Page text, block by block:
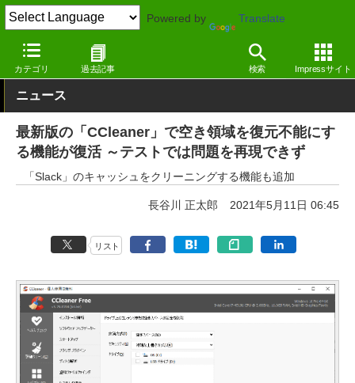
Powered by Translate
カテゴリ 過去記事 検索 Impressサイト
窓の杜 システム・ファイル Windows
ニュース
最新版の「CCleaner」で空き領域を復元不能にす
る機能が復活 ～テストでは問題を再現できず
「Slack」のキャッシュをクリーニングする機能も追加
長谷川 正太郎 2021年5月11日 06:45
リスト